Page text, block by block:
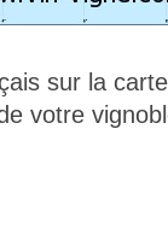
sur la
votre